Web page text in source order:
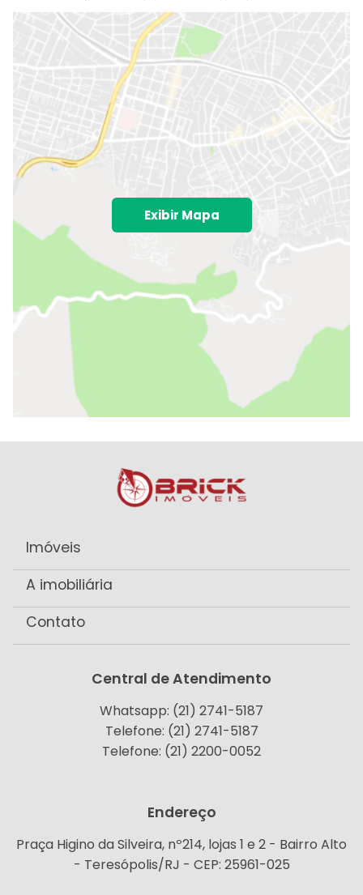
Exibir Mapa
Imóveis
A imobiliária
Contato
Central de Atendimento
Whatsapp: (21) 2741-5187
Telefone: (21) 2741-5187
Telefone: (21) 2200-0052
Endereço
Praça Higino da Silveira, nº214, lojas 1 e 2 - Bairro Alto
- Teresópolis/RJ - CEP: 25961-025